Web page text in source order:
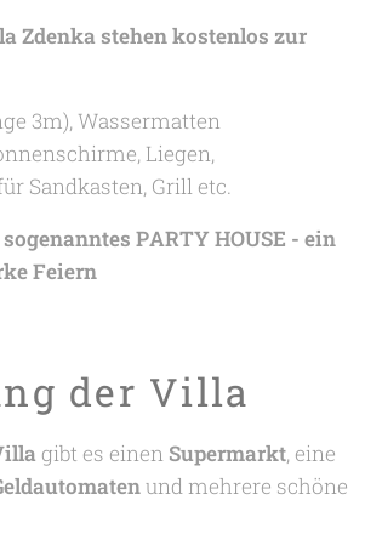
Zdenka stehen kostenlos zur
3m), Wassermatten
Liegen,
Sandkasten, Grill etc.
PARTY HOUSE - ein
Feiern
der Villa
gibt es einen Supermarkt, eine
und mehrere schöne